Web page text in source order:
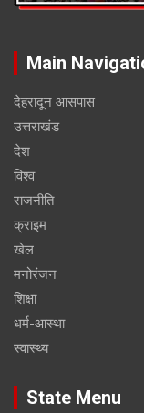
Main
देहरादून आसपास
उत्तराखंड
देश
विश्व
राजनीति
क्राइम
खेल
मनोरंजन
शिक्षा
धर्म-आस्था
स्वास्थ्य
State Menu